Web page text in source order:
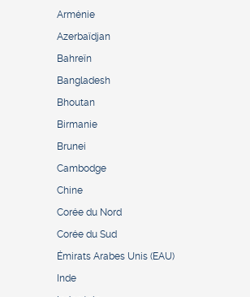
Arménie
Azerbaïdjan
Bahreïn
Bangladesh
Bhoutan
Birmanie
Brunei
Cambodge
Chine
Corée du Nord
Corée du Sud
Émirats Arabes Unis (EAU)
Inde